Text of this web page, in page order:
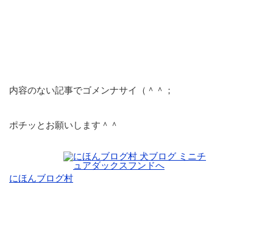
内容のない記事でゴメンナサイ（＾＾；
ポチッとお願いします＾＾
にほんブログ村